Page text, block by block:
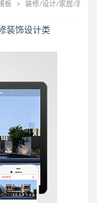
板 装修/设计/家居/家具
装饰设计类